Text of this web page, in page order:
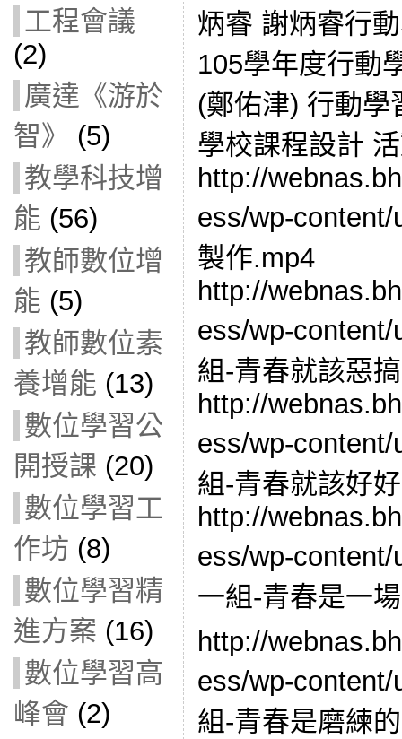
工程會議
(2)
廣達《游於
智》
(5)
教學科技增
能 (56)
教師數位增
能 (5)
教師數位素
養增能 (13)
數位學習公
開授課 (20)
數位學習工
作坊 (8)
數位學習精
進方案 (16)
數位學習高
峰會 (2)
炳睿 謝炳睿行
105學年度行動
(鄭佑津) 行動學
學校課程設計
http://
ess/wp-
製作.mp4
http://
ess/wp-
組-青春就該惡
http://
ess/wp-
組-青春就該好
http://
ess/wp-
一組-青春是一
http://
ess/wp-
組-青春是磨練